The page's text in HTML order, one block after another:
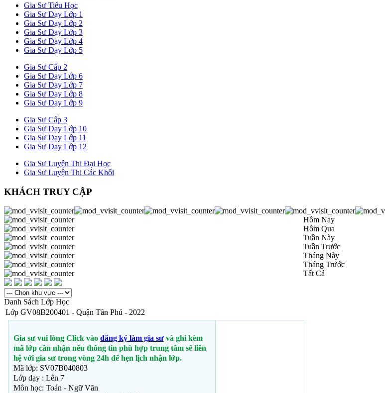
Gia Sư Tiểu Học
Gia Sư Dạy Lớp 1
Gia Sư Dạy Lớp 2
Gia Sư Dạy Lớp 3
Gia Sư Dạy Lớp 4
Gia Sư Dạy Lớp 5
Gia Sư Cấp 2
Gia Sư Dạy Lớp 6
Gia Sư Dạy Lớp 7
Gia Sư Dạy Lớp 8
Gia Sư Dạy Lớp 9
Gia Sư Cấp 3
Gia Sư Dạy Lớp 10
Gia Sư Dạy Lớp 11
Gia Sư Dạy Lớp 12
Gia Sư Luyện Thi Đại Học
Gia Sư Luyện Thi Các Khối
KHÁCH TRUY CẬP
Hôm Nay
Hôm Qua
Tuần Này
Tuần Trước
Tháng Này
Tháng Trước
Tất Cả
Danh Sách Lớp Học
Lớp GV08B200401 - Quận Tân Phú - 2022
Gia sư vui lòng Click vào đăng ký làm gia sư và ghi kèm
mã lớp cần nhận nếu thông tin phù hợp trung tâm sẽ liên
hệ với gia sư trong vòng 24h để hẹn lịch nhận lớp.
Mã lớp: SV07B040803
Lớp dạy : Lên 7
Môn học: Toán - Ngữ Văn